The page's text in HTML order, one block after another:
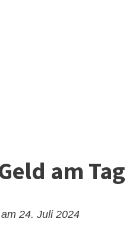
am
24. Juli 2024